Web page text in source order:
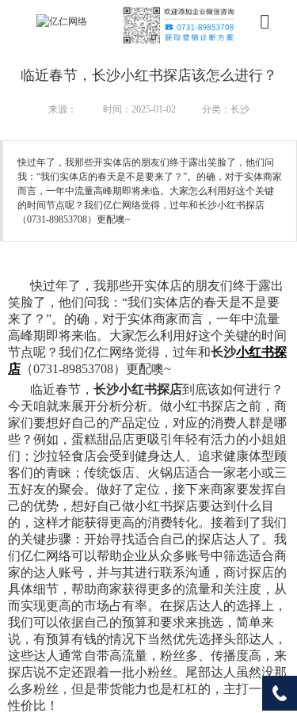
服务
行业
我们
临近春节，长沙小红书探店该怎么进行？
来源： 时间：2025-01-02 分类：长沙
快过年了，我那些开实体店的朋友们终于露出笑脸了，他们问
我：“我们实体店的春天是不是要来了？”。的确，对于实体商家
而言，一年中流量高峰期即将来临。大家怎么利用好这个关键
的时间节点呢？我们亿仁网络觉得，过年和长沙小红书探店
（0731-89853708）更配噢~
快过年了，我那些开实体店的朋友们终于露出
笑脸了，他们问我：“我们实体店的春天是不是要
来了？”。的确，对于实体商家而言，一年中流量
高峰期即将来临。大家怎么利用好这个关键的时间
节点呢？我们亿仁网络觉得，过年和长沙小红书探
店 （0731-89853708）更配噢~
临近春节， 长沙小红书探店到底该如何进行？
今天咱就来展开分析分析。做小红书探店之前，商
家们要想好自己的产品定位，对应的消费人群是哪
些？例如，蛋糕甜品店更吸引年轻有活力的小姐姐
们；沙拉轻食店会受到健身达人、追求健康体型顾
客们的青睐；传统饭店、火锅店适合一家老小或三
五好友的聚会。做好了定位，接下来商家要发挥自
己的优势，想好自己做小红书探店要达到什么目
的，这样才能获得更高的消费转化。接着到了我们
的关键步骤：开始寻找适合自己的探店达人了。我
们亿仁网络可以帮助企业从众多账号中筛选适合商
家的达人账号，并与其进行联系沟通，商讨探店的
具体细节，帮助商家获得更多的流量和关注度，从
而实现更高的市场占有率。在探店达人的选择上，
我们可以依据自己的预算和要求来挑选，简单来
说，有预算有钱的情况下当然优先选择头部达人，
这些达人通常自带高流量，粉丝多、传播度高，来
探店说不定还跟着一批小粉丝。尾部达人虽然没那
么多粉丝，但是带货能力也是杠杠的，主打一个高
性价比！